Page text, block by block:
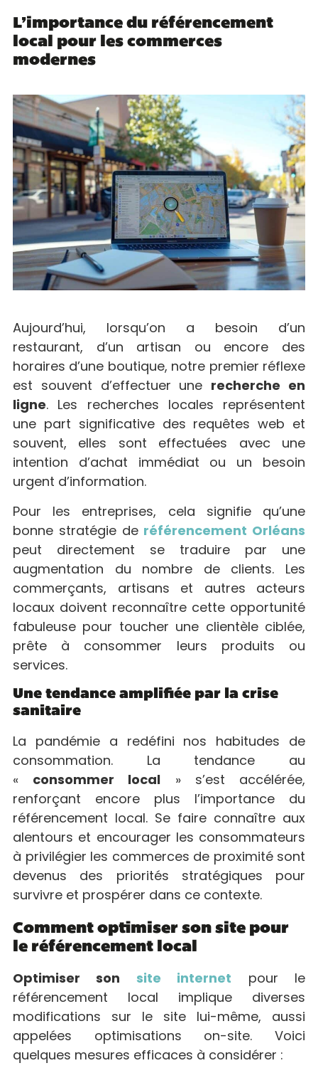
L’importance du référencement
local pour les commerces
modernes
Aujourd’hui, lorsqu’on a besoin d’un
restaurant, d’un artisan ou encore des
horaires d’une boutique, notre premier réflexe
est souvent d’effectuer une recherche en
ligne. Les recherches locales représentent
une part significative des requêtes web et
souvent, elles sont effectuées avec une
intention d’achat immédiat ou un besoin
urgent d’information.
Pour les entreprises, cela signifie qu’une
bonne stratégie de référencement Orléans
peut directement se traduire par une
augmentation du nombre de clients. Les
commerçants, artisans et autres acteurs
locaux doivent reconnaître cette opportunité
fabuleuse pour toucher une clientèle ciblée,
prête à consommer leurs produits ou
services.
Une tendance amplifiée par la crise
sanitaire
La pandémie a redéfini nos habitudes de
consommation. La tendance au
« consommer local » s’est accélérée,
renforçant encore plus l’importance du
référencement local. Se faire connaître aux
alentours et encourager les consommateurs
à privilégier les commerces de proximité sont
devenus des priorités stratégiques pour
survivre et prospérer dans ce contexte.
Comment optimiser son site pour
le référencement local
Optimiser son site internet pour le
référencement local implique diverses
modifications sur le site lui-même, aussi
appelées optimisations on-site. Voici
quelques mesures efficaces à considérer :